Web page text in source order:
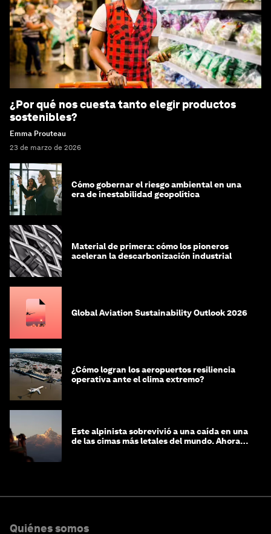
¿Por qué nos cuesta tanto elegir productos
sostenibles?
Emma Prouteau
23 de marzo de 2026
Cómo gobernar el riesgo ambiental en una
era de inestabilidad geopolítica
Material de primera: cómo los pioneros
aceleran la descarbonización industrial
Global Aviation Sustainability Outlook 2026
¿Cómo logran los aeropuertos resiliencia
operativa ante el clima extremo?
Este alpinista sobrevivió a una caída en una
de las cimas más letales del mundo. Ahora
Quiénes somos